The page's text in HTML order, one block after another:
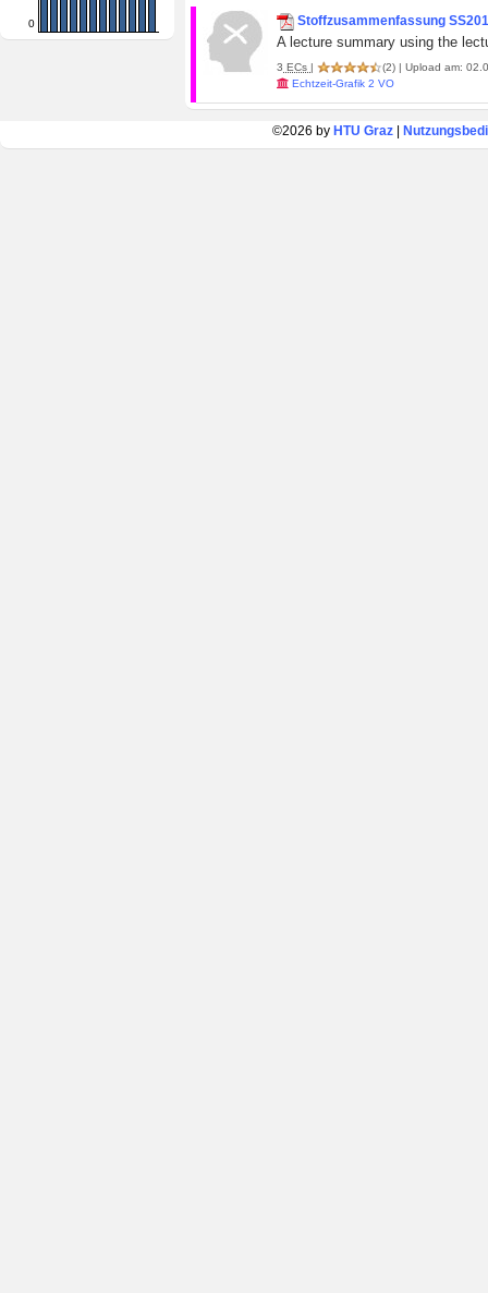
0 Stoffzusammenfassung
A lecture summary using the
3 ECs | (2) | Upload am:
Echtzeit-Grafik 2 VO
©2026 by HTU Graz|